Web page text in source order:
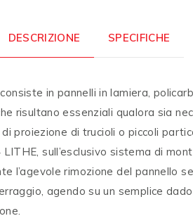
DESCRIZIONE SPECIFICHE
in pannelli in lamiera,
risultano essenziali qualora sia
proiezione di trucioli o piccoli
sull’esclusivo sistema di
l’agevole rimozione del pannello
agendo su un semplice